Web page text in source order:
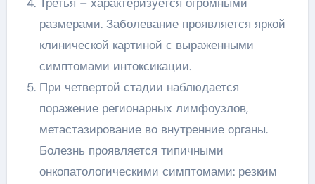
размерами. Заболевание проявляется яркой
клинической картиной с выраженными
симптомами интоксикации.
При четвертой стадии наблюдается
поражение регионарных лимфоузлов,
метастазирование во внутренние органы.
Болезнь проявляется типичными
онкопатологическими симптомами: резким